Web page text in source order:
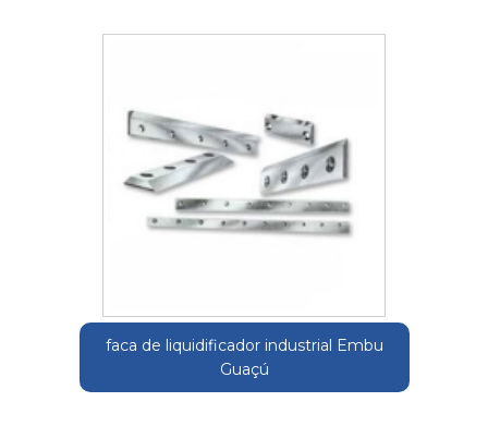
faca de liquidificador industrial Embu
Guaçú